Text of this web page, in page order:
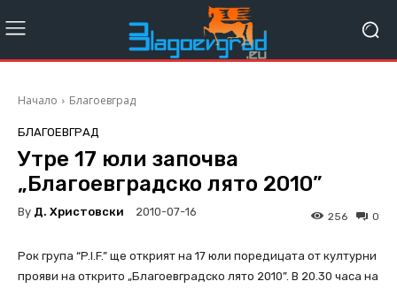
Начало Благоевград
БЛАГОЕВГРАД
Утре 17 юли започва
„Благоевградско лято 2010”
By Д. Христовски 2010-07-16 0
256
Рок група “P.I.F.” ще открият на 17 юли поредицата от културни
прояви на открито „Благоевградско лято 2010”. В 20.30 часа на